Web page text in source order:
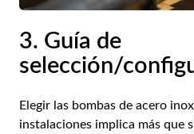
3. Guía de
selección/
Elegir las bombas de acero
instalaciones implica más que